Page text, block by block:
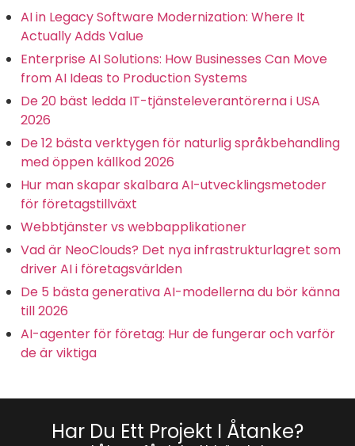
AI in Legacy Software Modernization: Where It
Actually Adds Value
Enterprise AI Solutions: How Businesses Can Move
from AI Ideas to Production Systems
De 20 bäst ledda IT-tjänsteleverantörerna i USA
2026
De 12 bästa verktygen för naturlig språkbehandling
med öppen källkod 2026
Hur man skapar skalbara AI-utvecklingsmetoder
för företagstillväxt
Webbtjänster vs webbapplikationer
Vad är NeoClouds? Det nya infrastrukturlagret som
driver AI i företagsvärlden
De 5 bästa generativa AI-modellerna du bör känna
till 2026
AI-agenter för företag: Hur de fungerar och varför
de är viktiga
Har Du Ett Projekt I Åtanke?